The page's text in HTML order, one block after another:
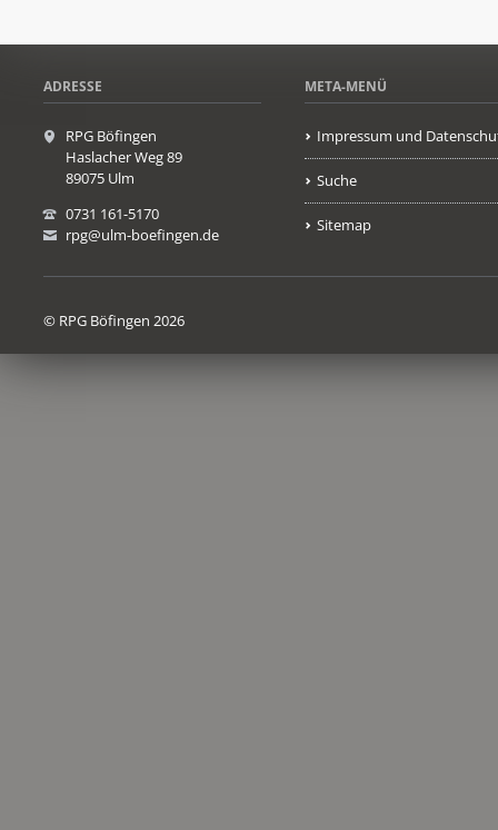
ADRESSE
RPG Böfingen
Haslacher Weg 89
89075 Ulm
0731 161-5170
rpg@ulm-boefingen.de
META-MENÜ
Impressum und
Suche
Sitemap
© RPG Böfingen 2026